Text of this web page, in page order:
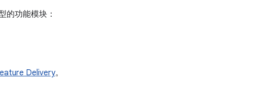
的功能模块：
Delivery。